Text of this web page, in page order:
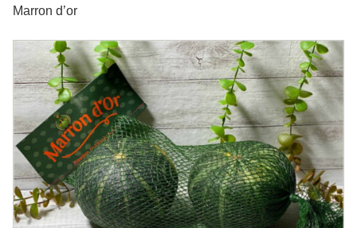
Marron d’or